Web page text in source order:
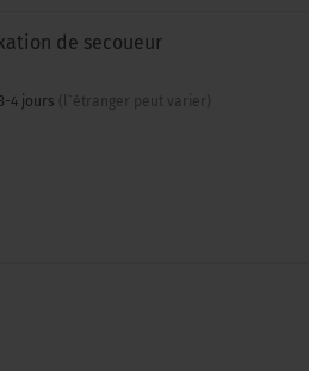
de secoueur
4 jours (l`étranger peut varier)